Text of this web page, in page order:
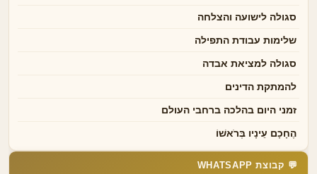
סגולה לישועה והצלחה
שלימות עבודת התפילה
סגולה למציאת אבדה
להמתקת הדינים
זמני היום בהלכה ברחבי העולם
הֶחָכָם עֵינָיו בְּרֹאשׁוֹ
💬 קבוצת WHATSAPP